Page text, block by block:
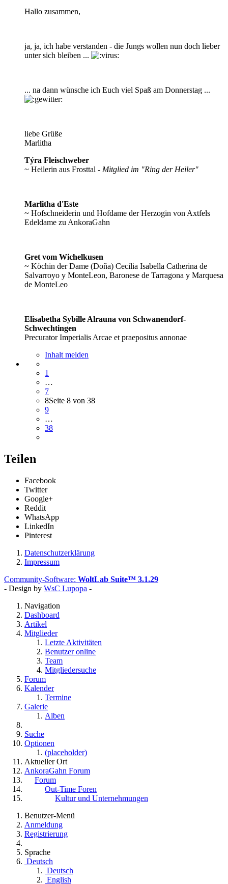
Hallo zusammen,
ja, ja, ich habe verstanden - die Jungs wollen nun doch lieber
unter sich bleiben ...
... na dann wünsche ich Euch viel Spaß am Donnerstag ...
liebe Grüße
Marlitha
Týra Fleischweber
~ Heilerin aus Frosttal - Mitglied im "Ring der Heiler"
Marlitha d'Este
~ Hofschneiderin und Hofdame der Herzogin von Axtfels
Edeldame zu AnkoraGahn
Gret vom Wichelkusen
~ Köchin der Dame (Doña) Cecilia Isabella Catherina de
Salvarroyo y MonteLeon, Baronese de Tarragona y Marquesa
de MonteLeo
Elisabetha Sybille Alrauna von Schwanendorf-
Schwechtingen
Precurator Imperialis Arcae et praepositus annonae
Inhalt melden
1
…
7
8Seite 8 von 38
9
…
38
Teilen
Facebook
Twitter
Google+
Reddit
WhatsApp
LinkedIn
Pinterest
Datenschutzerklärung
Impressum
Community-Software: WoltLab Suite™ 3.1.29
- Design by WsC Lupopa -
Navigation
Dashboard
Artikel
Mitglieder
Letzte Aktivitäten
Benutzer online
Team
Mitgliedersuche
Forum
Kalender
Termine
Galerie
Alben
Suche
Optionen
(placeholder)
Aktueller Ort
AnkoraGahn Forum
Forum
Out-Time Foren
Kultur und Unternehmungen
Benutzer-Menü
Anmeldung
Registrierung
Sprache
Deutsch
Deutsch
English